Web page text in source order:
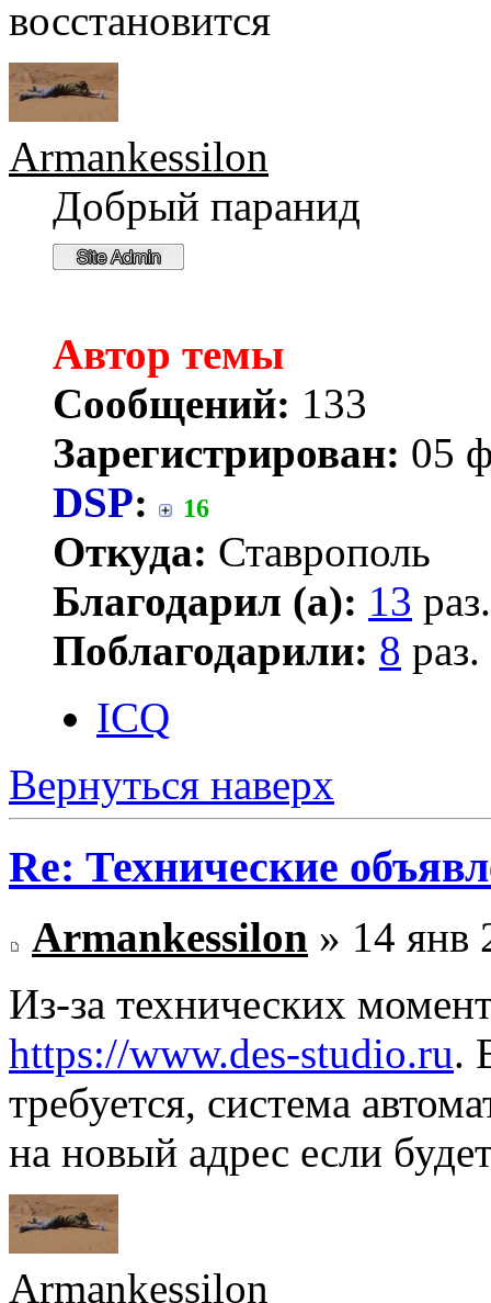
восстановится
Armankessilon
Добрый паранид
Автор темы
Сообщений: 133
Зарегистрирован: 05
DSP: 16
Откуда: Ставрополь
Благодарил (а): 13 раз.
Поблагодарили: 8 раз.
ICQ
Вернуться наверх
Re: Технические
Armankessilon » 14 янв
Из-за технических
https://www.des-studio.ru.
требуется, система
на новый адрес если
Armankessilon